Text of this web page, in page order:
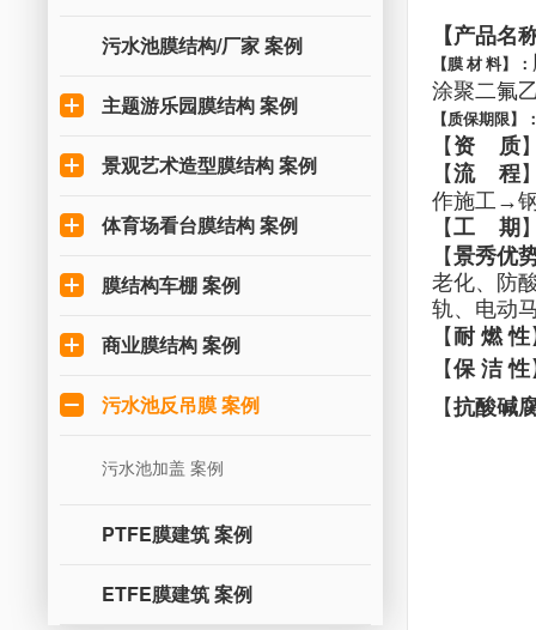
污水池膜结构/厂家 案例
主题游乐园膜结构 案例
景观艺术造型膜结构 案例
体育场看台膜结构 案例
膜结构车棚 案例
商业膜结构 案例
污水池反吊膜 案例
污水池加盖 案例
PTFE膜建筑 案例
ETFE膜建筑 案例
【产品名
【膜 材 料】：
涂聚二氟
【质保期限】
【 资 质
【流 程
作施工→
【工 期
【景秀优
老化、防
轨、电动
【 耐 燃 性
【保 洁 性
【抗酸碱